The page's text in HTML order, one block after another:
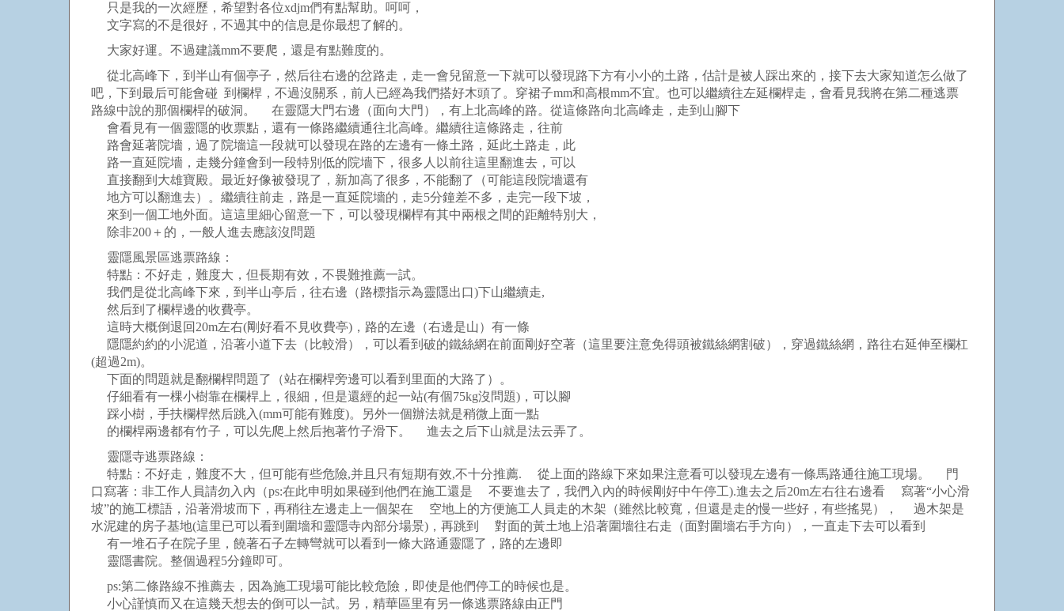
只是我的一次經歷，希望對各位xdjm們有點幫助。呵呵，
文字寫的不是很好，不過其中的信息是你最想了解的。
大家好運。不過建議mm不要爬，還是有點難度的。
從北高峰下，到半山有個亭子，然后往右邊的岔路走，走一會兒留意一下就可以發現路下方有小小的土路，估計是被人踩出來的，接下去大家知道怎么做了
吧，下到最后可能會碰 到欄桿，不過沒關系，前人已經為我們搭好木頭了。穿裙子mm和高根mm不宜。也可以繼續往左延欄桿走，會看見我將在第二種逃票
路線中說的那個欄桿的破洞。 在靈隱大門右邊（面向大門），有上北高峰的路。從這條路向北高峰走，走到山腳下
會看見有一個靈隱的收票點，還有一條路繼續通往北高峰。繼續往這條路走，往前
路會延著院墻，過了院墻這一段就可以發現在路的左邊有一條土路，延此土路走，此
路一直延院墻，走幾分鐘會到一段特別低的院墻下，很多人以前往這里翻進去，可以
直接翻到大雄寶殿。最近好像被發現了，新加高了很多，不能翻了（可能這段院墻還有
地方可以翻進去）。繼續往前走，路是一直延院墻的，走5分鐘差不多，走完一段下坡，
來到一個工地外面。這這里細心留意一下，可以發現欄桿有其中兩根之間的距離特別大，
除非200＋的，一般人進去應該沒問題
靈隱風景區逃票路線：
特點：不好走，難度大，但長期有效，不畏難推薦一試。
我們是從北高峰下來，到半山亭后，往右邊（路標指示為靈隱出口)下山繼續走,
然后到了欄桿邊的收費亭。
這時大概倒退回20m左右(剛好看不見收費亭)，路的左邊（右邊是山）有一條
隱隱約約的小泥道，沿著小道下去（比較滑），可以看到破的鐵絲網在前面剛好空著（這里要注意免得頭被鐵絲網割破），穿過鐵絲網，路往右延伸至欄杠
(超過2m)。
下面的問題就是翻欄桿問題了（站在欄桿旁邊可以看到里面的大路了）。
仔細看有一棵小樹靠在欄桿上，很細，但是還經的起一站(有個75kg沒問題)，可以腳
踩小樹，手扶欄桿然后跳入(mm可能有難度)。另外一個辦法就是稍微上面一點
的欄桿兩邊都有竹子，可以先爬上然后抱著竹子滑下。 進去之后下山就是法云弄了。
靈隱寺逃票路線：
特點：不好走，難度不大，但可能有些危險,并且只有短期有效,不十分推薦. 從上面的路線下來如果注意看可以發現左邊有一條馬路通往施工現場。 門
口寫著：非工作人員請勿入內（ps:在此申明如果碰到他們在施工還是 不要進去了，我們入內的時候剛好中午停工).進去之后20m左右往右邊看 寫著“小心滑
坡”的施工標語，沿著滑坡而下，再稍往左邊走上一個架在 空地上的方便施工人員走的木架（雖然比較寬，但還是走的慢一些好，有些搖晃）， 過木架是
水泥建的房子基地(這里已可以看到圍墻和靈隱寺內部分場景)，再跳到 對面的黃土地上沿著圍墻往右走（面對圍墻右手方向），一直走下去可以看到
有一堆石子在院子里，饒著石子左轉彎就可以看到一條大路通靈隱了，路的左邊即
靈隱書院。整個過程5分鐘即可。
ps:第二條路線不推薦去，因為施工現場可能比較危險，即使是他們停工的時候也是。
小心謹慎而又在這幾天想去的倒可以一試。另，精華區里有另一條逃票路線由正門